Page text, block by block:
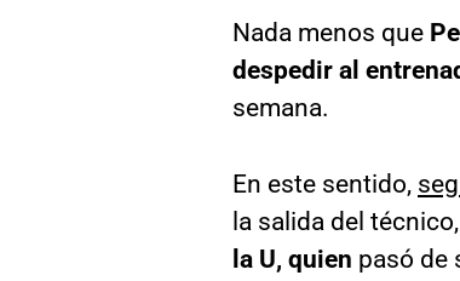
Nada menos que
despedir al
semana.
En este sentido,
la salida del técnico,
la U, quien pasó de